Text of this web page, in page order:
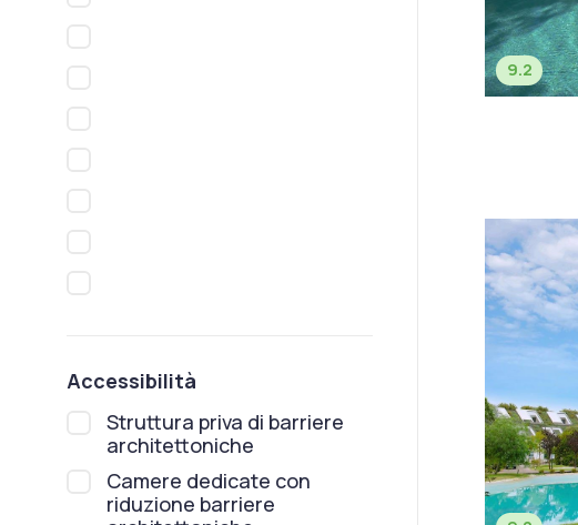
9.2
Accessibilità
Struttura priva di barriere
architettoniche
Camere dedicate con
riduzione barriere